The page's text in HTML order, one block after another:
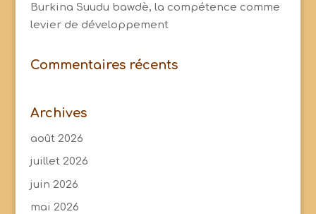
Burkina Suudu bawdè, la compétence comme
levier de développement
Commentaires récents
Archives
août 2026
juillet 2026
juin 2026
mai 2026